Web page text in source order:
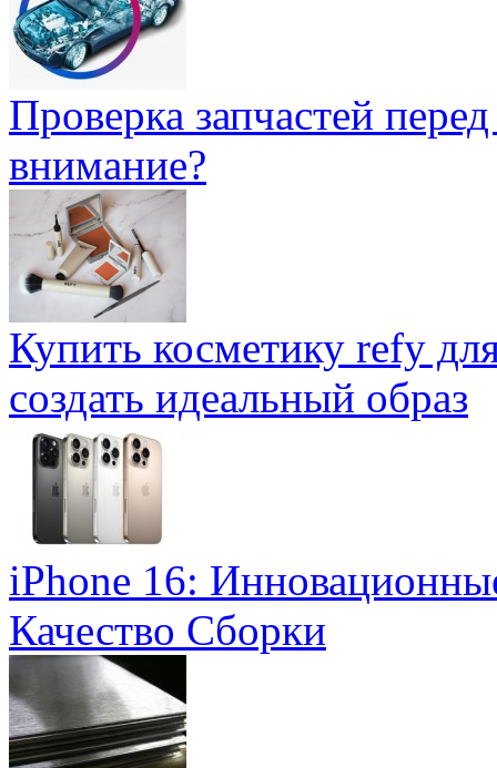
Проверка запчастей
внимание?
Купить косметику refy
создать идеальный образ
iPhone 16:
Качество Сборки